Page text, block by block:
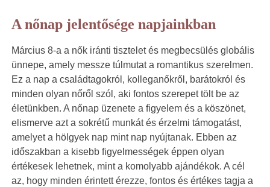
A nőnap jelentősége napjainkban
Március 8-a a nők iránti tisztelet és megbecsülés globális
ünnepe, amely messze túlmutat a romantikus szerelmen.
Ez a nap a családtagokról, kolleganőkről, barátokról és
minden olyan nőről szól, aki fontos szerepet tölt be az
életünkben. A nőnap üzenete a figyelem és a köszönet,
elismerve azt a sokrétű munkát és érzelmi támogatást,
amelyet a hölgyek nap mint nap nyújtanak. Ebben az
időszakban a kisebb figyelmességek éppen olyan
értékesek lehetnek, mint a komolyabb ajándékok. A cél
az, hogy minden érintett érezze, fontos és értékes tagja a